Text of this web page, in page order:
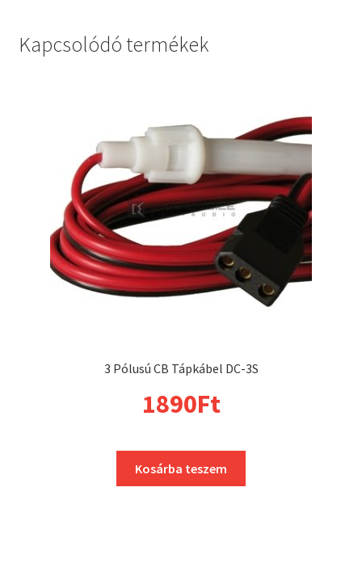
Kapcsolódó termékek
3 Pólusú CB Tápkábel DC-3S
1890Ft
Kosárba teszem